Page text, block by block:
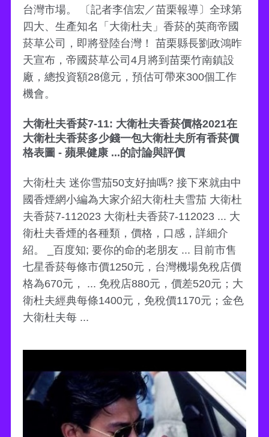
台灣市場。 〔記者李信宏／苗栗報導〕全球第
四大、生產知名「大衛杜夫」香菸的英商帝國
菸草公司，即將登陸台灣！ 苗栗縣長劉政鴻昨
天宣布，帝國菸草公司4月將到苗栗竹南鎮設
廠，總投資額28億元，預估可帶來300個工作
機會。
大衛杜夫香菸7-11: 大衛杜夫香菸價格2021在
大衛杜夫香菸多少錢一包大衛杜夫所有香菸價
格表圖 - 蘋果健康 ...的討論與評價
大衛杜夫 迷你雪茄50支好抽嗎? 接下來就由中
國香煙網小編為大家介紹大衛杜夫雪茄 大衛杜
夫香菸7-112023 大衛杜夫香菸7-112023 ... 大
衛杜夫香煙的各種類，價格，口感，詳細介
紹。 _百度知; 要你的命的老朋友 ... 目前市售
七星香菸每條市價1250元，台灣機場免稅店價
格為670元， ... 免稅店880元，價差520元；大
衛杜夫經典每條1400元，免稅價1170元；金色
大衛杜夫每 ...